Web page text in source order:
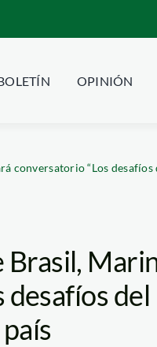
OPINIÓN
conversatorio “Los
Brasil,
desafíos del